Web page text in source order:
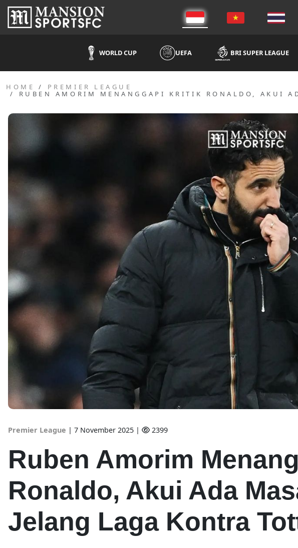
WORLD CUP UEFA BRI SUPER LEAGUE
HOME PREMIER LEAGUE
RUBEN AMORIM MENANGGAPI KRITIK RONALDO, AKUI
Premier League | 7 November 2025 | 2399
Ruben Amorim
Ronaldo, Akui Ada
Jelang Laga Kontra